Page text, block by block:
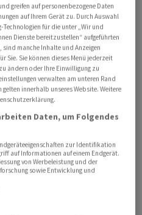
es in der Mitteilung vom
mit Logitech G
Spielerlebnisses von
lässt sich Cody Neal,
bei Activision
greifen auf personenbezogene Daten
auf Ihrem Gerät zu. Durch Auswahl
für die unter „Wir und
Dienste bereitzustellen“ aufgeführten
manche Inhalte und Anzeigen
Sie. Sie können dieses Menü jederzeit
ändern oder Ihre Einwilligung zu
verwalten am unteren Rand
innerhalb unseres Website. Weitere
Daten, um Folgendes
zur Identifikation
auf Informationen auf einem Endgerät.
von Werbeleistung und der
sowie Entwicklung und